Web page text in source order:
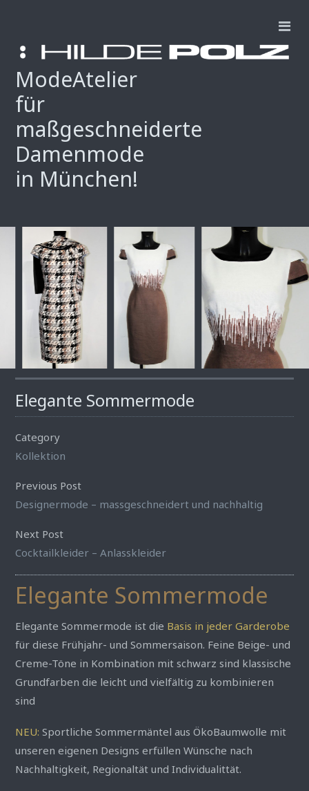
ModeAtelier
für
maßgeschneiderte
Damenmode
in München!
Elegante Sommermode
Category
Kollektion
Previous Post
Designermode – massgeschneidert und nachhaltig
Next Post
Cocktailkleider – Anlasskleider
Elegante Sommermode
Elegante Sommermode ist die Basis in jeder Garderobe
für diese Frühjahr- und Sommersaison. Feine Beige- und
Creme-Töne in Kombination mit schwarz sind klassische
Grundfarben die leicht und vielfältig zu kombinieren
sind
NEU: Sportliche Sommermäntel aus ÖkoBaumwolle mit
unseren eigenen Designs erfüllen Wünsche nach
Nachhaltigkeit, Regionaltät und Individualittät.